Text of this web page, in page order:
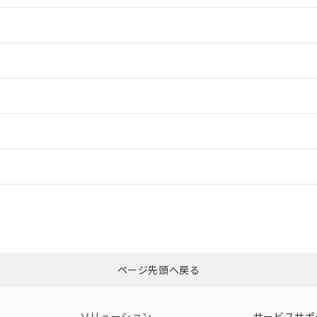
ダウンロードはこちら
（日本
（アメリカ
ページ先頭へ戻る